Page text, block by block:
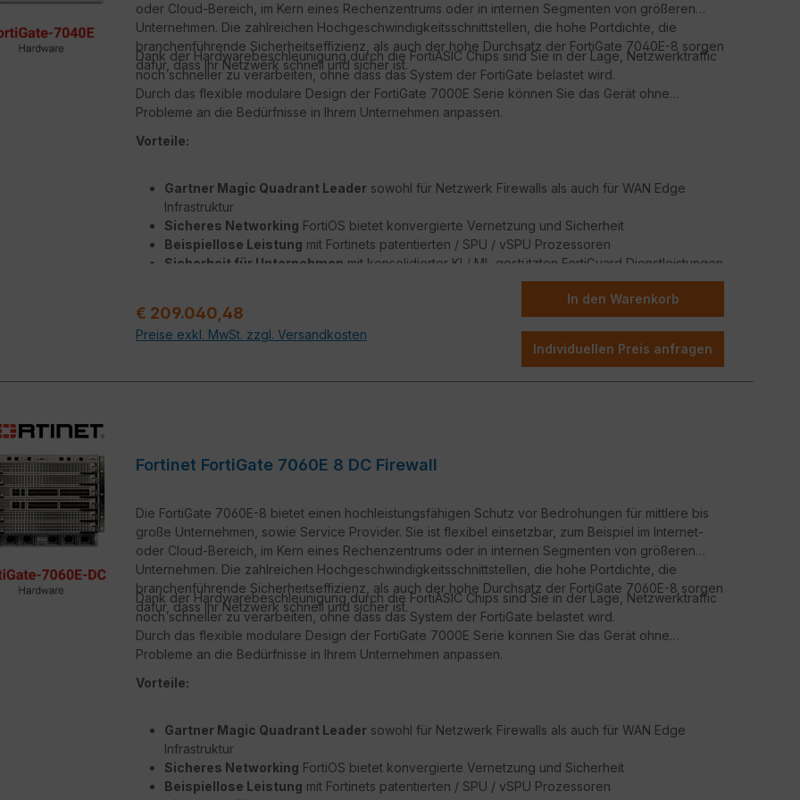
oder Cloud-Bereich, im Kern eines Rechenzentrums oder in internen Segmenten von größeren
Unternehmen. Die zahlreichen Hochgeschwindigkeitsschnittstellen, die hohe Portdichte, die
branchenführende Sicherheitseffizienz, als auch der hohe Durchsatz der FortiGate 7040E-8 sorgen
dafür, dass Ihr Netzwerk schnell und sicher ist.
Dank der Hardwarebeschleunigung durch die FortiASIC Chips sind Sie in der Lage, Netzwerktraffic
noch schneller zu verarbeiten, ohne dass das System der FortiGate belastet wird.
Durch das flexible modulare Design der FortiGate 7000E Serie können Sie das Gerät ohne
Probleme an die Bedürfnisse in Ihrem Unternehmen anpassen.
Vorteile:
Gartner Magic Quadrant Leader sowohl für Netzwerk Firewalls als auch für WAN Edge
Infrastruktur
Sicheres Networking FortiOS bietet konvergierte Vernetzung und Sicherheit
Beispiellose Leistung mit Fortinets patentierten / SPU / vSPU Prozessoren
Sicherheit für Unternehmen mit konsolidierter KI / ML-gestützten FortiGuard Dienstleistungen
für die Absicherung jedes Edge jeder Größenordnung
Regulärer Preis:
€ 209.040,48
Preise exkl. MwSt. zzgl. Versandkosten
In den Warenkorb
Individuellen Preis anfragen
Fortinet FortiGate 7060E 8 DC Firewall
Die FortiGate 7060E-8 bietet einen hochleistungsfähigen Schutz vor Bedrohungen für mittlere bis
große Unternehmen, sowie Service Provider. Sie ist flexibel einsetzbar, zum Beispiel im Internet-
oder Cloud-Bereich, im Kern eines Rechenzentrums oder in internen Segmenten von größeren
Unternehmen. Die zahlreichen Hochgeschwindigkeitsschnittstellen, die hohe Portdichte, die
branchenführende Sicherheitseffizienz, als auch der hohe Durchsatz der FortiGate 7060E-8 sorgen
dafür, dass Ihr Netzwerk schnell und sicher ist.
Dank der Hardwarebeschleunigung durch die FortiASIC Chips sind Sie in der Lage, Netzwerktraffic
noch schneller zu verarbeiten, ohne dass das System der FortiGate belastet wird.
Durch das flexible modulare Design der FortiGate 7000E Serie können Sie das Gerät ohne
Probleme an die Bedürfnisse in Ihrem Unternehmen anpassen.
Vorteile:
Gartner Magic Quadrant Leader sowohl für Netzwerk Firewalls als auch für WAN Edge
Infrastruktur
Sicheres Networking FortiOS bietet konvergierte Vernetzung und Sicherheit
Beispiellose Leistung mit Fortinets patentierten / SPU / vSPU Prozessoren